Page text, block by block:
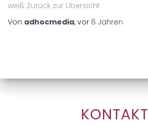
weiß Zurück zur Übersicht
Von adhocmedia, vor 6 Jahren
KONTAKT